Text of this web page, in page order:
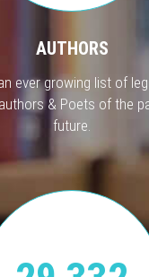
AUTHORS
ever growing list of
& Poets of the
future.